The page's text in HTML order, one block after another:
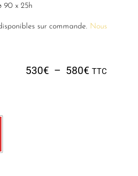
90 x 25h
sur commande. Nous
530€ – 580€ TTC